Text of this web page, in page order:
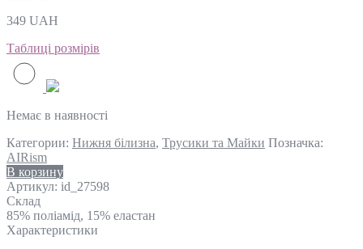
349 UAH
Таблиці розмірів
Немає в наявності
Категории: Нижня білизна, Трусики та Майки Позначка:
AIRism
В корзину
Артикул: id_27598
Склад
85% поліамід, 15% еластан
Характеристики